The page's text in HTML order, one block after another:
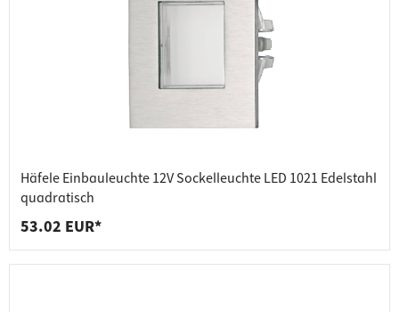
Häfele Einbauleuchte 12V Sockelleuchte LED 1021 Edelstahl
quadratisch
53.02 EUR*